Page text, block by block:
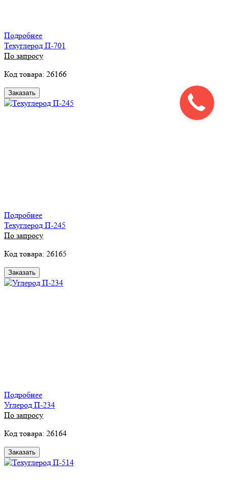
Подробнее
Техуглерод П-701
По запросу
Код товара: 26166
Заказать
Подробнее
Техуглерод П-245
По запросу
Код товара: 26165
Заказать
Подробнее
Углерод П-234
По запросу
Код товара: 26164
Заказать